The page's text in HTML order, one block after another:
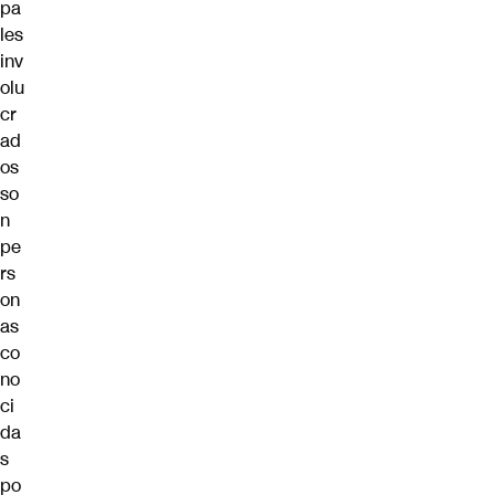
pa
les
inv
olu
cr
ad
os
so
n
pe
rs
on
as
co
no
ci
da
s
po